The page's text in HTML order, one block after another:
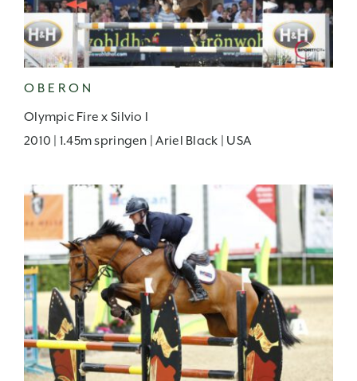
OBERON
Olympic Fire x Silvio I
2010 | 1.45m springen | Ariel Black | USA